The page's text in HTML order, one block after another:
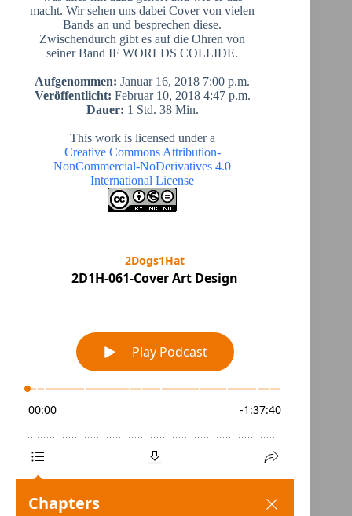
macht. Wir sehen uns dabei Cover von vielen
Bands an und besprechen diese.
Zwischendurch gibt es auf die Ohren von
seiner Band IF WORLDS COLLIDE.
Aufgenommen: Januar 16, 2018 7:00 p.m.
Veröffentlicht: Februar 10, 2018 4:47 p.m.
Dauer: 1 Std. 38 Min.
This work is licensed under a
Creative Commons Attribution-
NonCommercial-NoDerivatives 4.0
International License